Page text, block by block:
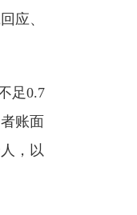
应、
足0.7
账面
，以